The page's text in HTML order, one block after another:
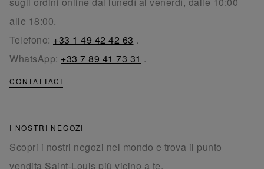
alle 18:00.
Telefono: +33 1 49 42 42 63 .
WhatsApp: +33 7 89 41 73 31 .
CONTATTACI
I NOSTRI NEGOZI
Scopri i nostri negozi nel mondo e trova il punto
vendita Saint-Louis più vicino a te.